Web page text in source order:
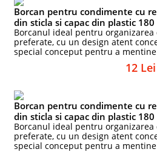
Borcan pentru condimente cu
din sticla si capac din plastic
Borcanul ideal pentru
preferate, cu un design atent
special conceput pentru a
12 Lei
Borcan pentru condimente cu
din sticla si capac din plastic
Borcanul ideal pentru
preferate, cu un design atent
special conceput pentru a